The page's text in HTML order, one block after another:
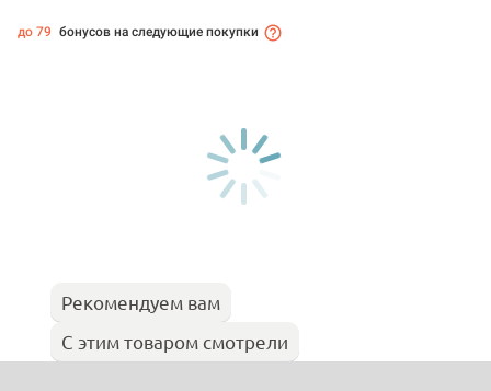
до 79 бонусов на следующие покупки
Рекомендуем вам
С этим товаром смотрели